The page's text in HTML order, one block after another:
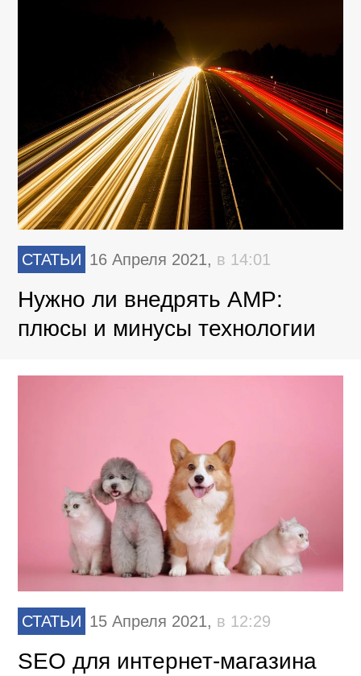
СТАТЬИ 16 Апреля 2021, в 14:01
Нужно ли внедрять AMP:
плюсы и минусы технологии
СТАТЬИ 15 Апреля 2021, в 12:29
SEO для интернет-магазина